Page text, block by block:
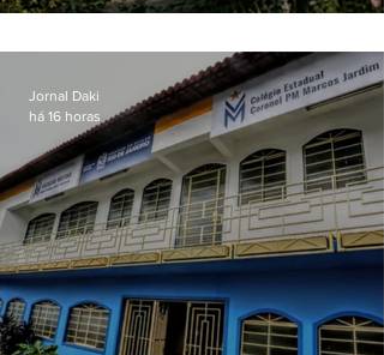
Jornal Daki
há 16 horas